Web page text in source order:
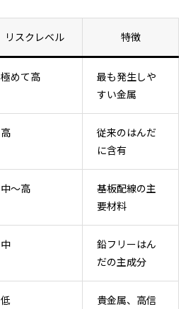
リスクレベル 特徴
極めて高
最も発生しや
すい金属
高
従来のはんだ
に含有
中〜高
基板配線の主
要材料
中
鉛フリーはん
だの主成分
低
貴金属、高信